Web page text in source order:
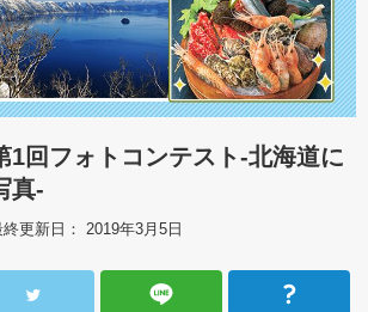
1回フォトコンテスト-北海道に
真-
終更新日： 2019年3月5日